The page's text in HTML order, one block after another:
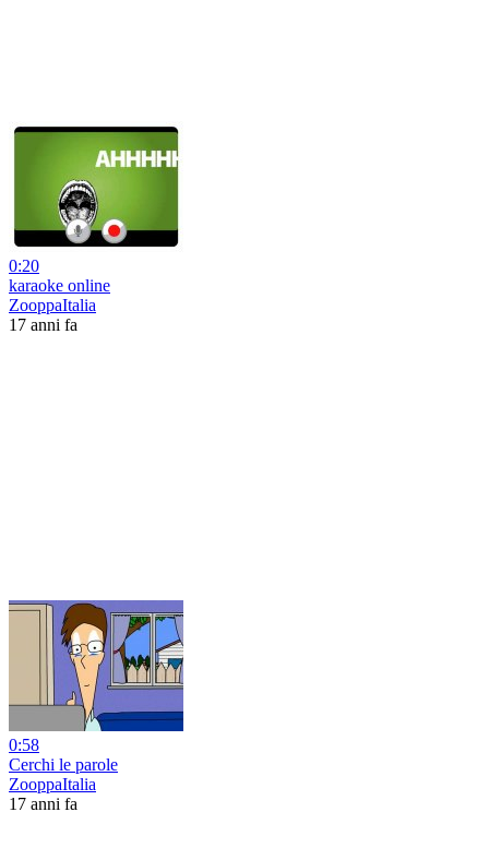
0:20
karaoke online
ZooppaItalia
17 anni fa
0:58
Cerchi le parole
ZooppaItalia
17 anni fa